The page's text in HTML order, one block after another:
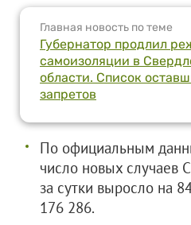
Главная новость по теме
Губернатор продлил
самоизоляции в
области. Список
запретов
По официальным
число новых случаев
за сутки выросло на
176 286.